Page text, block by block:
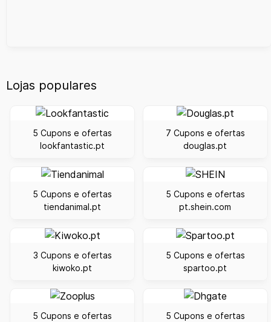
Lojas populares
5 Cupons e ofertas
lookfantastic.pt
7 Cupons e ofertas
douglas.pt
5 Cupons e ofertas
tiendanimal.pt
5 Cupons e ofertas
pt.shein.com
3 Cupons e ofertas
kiwoko.pt
5 Cupons e ofertas
spartoo.pt
5 Cupons e ofertas
5 Cupons e ofertas